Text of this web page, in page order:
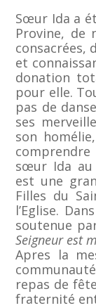
Sœur Ida a
Provine, de
consacrées,
et
donation
pour elle.
pas de
ses
son
sœur Ida au
est une
Filles du
l’Eglise.
soutenue
Seigneur est
Apres la
repas de
fraternité